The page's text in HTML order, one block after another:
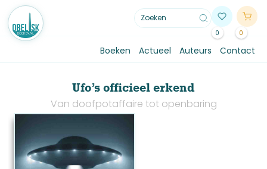
0 0
Boeken Actueel Auteurs Contact
Ufo’s officieel erkend
Van doofpotaffaire tot openbaring